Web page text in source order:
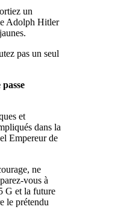
un
Adolph Hitler
pas un seul
et
dans la
Empereur de
ne
vous à
G et la future
le prétendu